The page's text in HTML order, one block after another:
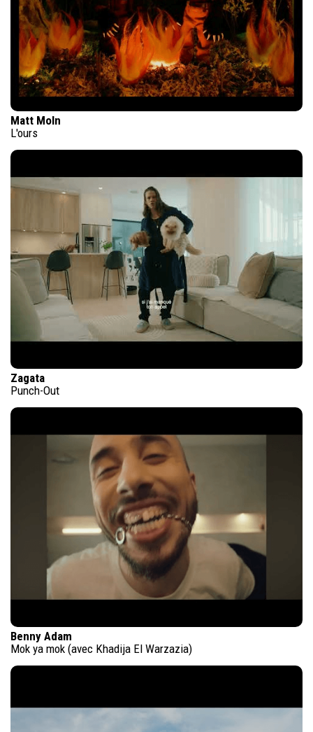
Matt Moln
L'ours
Zagata
Punch-Out
Benny Adam
Mok ya mok (avec Khadija El Warzazia)